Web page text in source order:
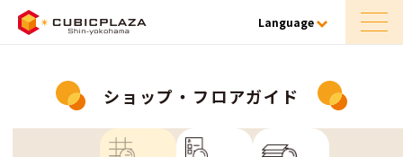
Language
ショップ・フロアガイド